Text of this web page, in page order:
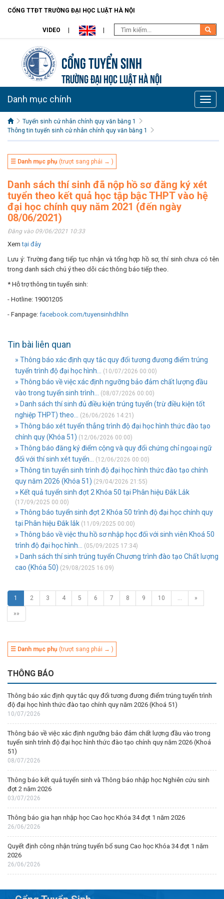
CỔNG TTĐT TRƯỜNG ĐẠI HỌC LUẬT HÀ NỘI
VIDEO
Cổng tuyển sinh
TRƯỜNG ĐẠI HỌC LUẬT HÀ NỘI
Toggle
Danh mục chính
Tuyển sinh cử nhân chính quy văn bằng 1
Thông tin tuyển sinh cử nhân chính quy văn bằng 1
☰ Danh mục phụ (trượt sang phải → )
Danh sách thí sinh đã nộp hồ sơ đăng ký xét
tuyển theo kết quả học tập bậc THPT vào hệ
đại học chính quy năm 2021 (đến ngày
08/06/2021)
Đăng vào 09/06/2021 10:33
Xemtại đây
Lưu ý: Trường đang tiếp tục nhận và tổng hợp hồ sơ, thí sinh chưa có tên
trong danh sách chú ý theo dõi các thông báo tiếp theo.
* Hỗ trợ thông tin tuyển sinh:
- Hotline: 19001205
- Fanpage: facebook.com/tuyensinhdhlhn
Tin bài liên quan
» Thông báo xác định quy tắc quy đổi tương đương điểm trúng
tuyển trình độ đại học hình...
(10/07/2026 00:00)
» Thông báo về việc xác định ngưỡng bảo đảm chất lượng đầu
vào trong tuyển sinh trình...
(08/07/2026 00:00)
» Danh sách thí sinh đủ điều kiện trúng tuyển (trừ điều kiện tốt
nghiệp THPT) theo...
(26/06/2026 14:21)
» Thông báo xét tuyển thẳng trình độ đại học hình thức đào tạo
chính quy (Khóa 51) (12/06/2026 00:00)
» Thông báo đăng ký điểm cộng và quy đổi chứng chỉ ngoại ngữ
đối với thí sinh xét tuyển...
(12/06/2026 00:00)
» Thông tin tuyển sinh trình độ đại học hình thức đào tạo chính
quy năm 2026 (Khóa 51) (29/04/2026 21:55)
» Kết quả tuyển sinh đợt 2 Khóa 50 tại Phân hiệu Đắk Lắk
(17/09/2025 00:00)
» Thông báo tuyển sinh đợt 2 Khóa 50 trình độ đại học chính quy
tại Phân hiệu Đắk lắk (11/09/2025 00:00)
» Thông báo về việc thu hồ sơ nhập học đối với sinh viên Khoá 50
trình độ đại học hình...
(05/09/2025 17:34)
» Danh sách thí sinh trúng tuyển Chương trình đào tạo Chất lượng
cao (Khóa 50) (29/08/2025 16:09)
1 2 3 4 5 6 7 8 9 10 … »
»»
☰ Danh mục phụ (trượt sang phải → )
THÔNG BÁO
Thông báo xác định quy tắc quy đổi tương đương điểm trúng tuyển trình
độ đại học hình thức đào tạo chính quy năm 2026 (Khoá 51)
10/07/2026
Thông báo về việc xác định ngưỡng bảo đảm chất lượng đầu vào trong
tuyển sinh trình độ đại học hình thức đào tạo chính quy năm 2026 (Khoá
51)
08/07/2026
Thông báo kết quả tuyển sinh và Thông báo nhập học Nghiên cứu sinh
đợt 2 năm 2026
03/07/2026
Thông báo gia hạn nhập học Cao học Khóa 34 đợt 1 năm 2026
26/06/2026
Quyết định công nhận trúng tuyển bổ sung Cao học Khóa 34 đợt 1 năm
2026
26/06/2026